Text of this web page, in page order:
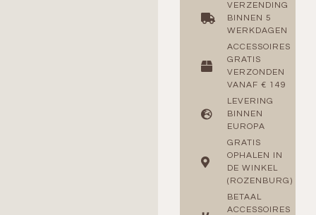
VERZENDING
BINNEN 5
WERKDAGEN
ACCESSOIRES
GRATIS
VERZONDEN
VANAF € 149
LEVERING
BINNEN
EUROPA
GRATIS
OPHALEN IN
DE WINKEL
(ROZENBURG)
BETAAL
ACCESSOIRES